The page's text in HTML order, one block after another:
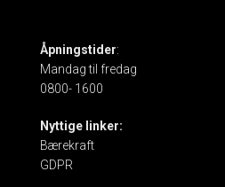
Åpningstider:
Mandag til fredag
0800- 1600
Nyttige linker:
Bærekraft
GDPR